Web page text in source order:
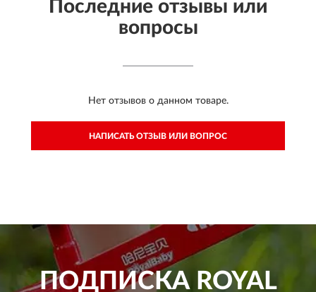
Последние отзывы или
вопросы
Нет отзывов о данном товаре.
НАПИСАТЬ ОТЗЫВ ИЛИ ВОПРОС
ПОДПИСКАROYAL